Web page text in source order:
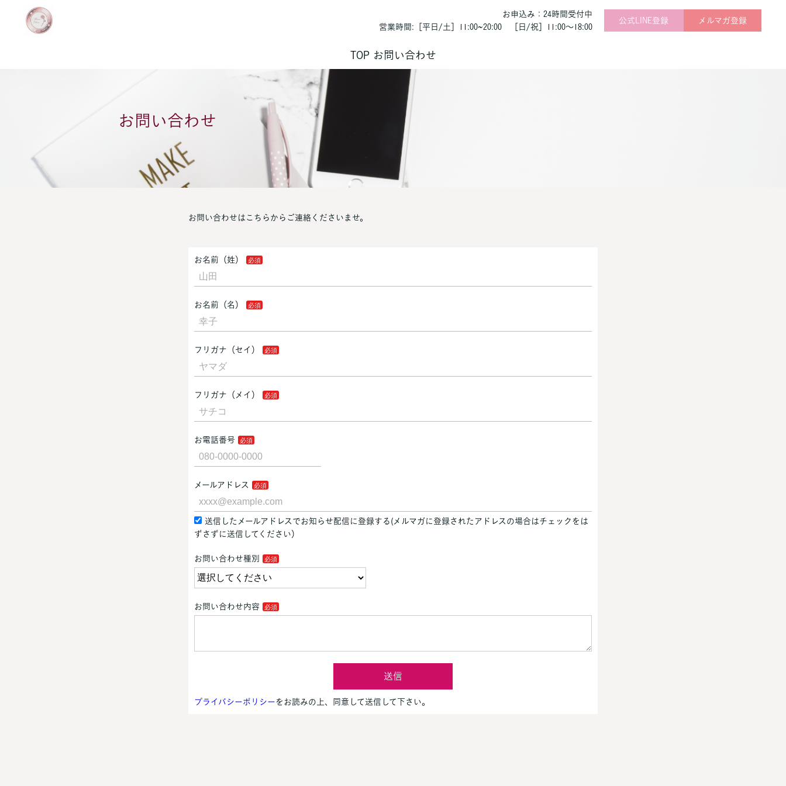
お申込み：24時間受付中
営業時間:［平日/土］11:00~20:00 ［日/祝］11:00～18:00
公式LINE登録 メルマガ登録
TOP お問い合わせ
お問い合わせ
お問い合わせはこちらからご連絡くださいませ。
お名前（姓）
お名前（名）
フリガナ（セイ）
フリガナ（メイ）
お電話番号
メールアドレス
送信したメールアドレスでお知らせ配信に登録する(メルマガに登録されたアドレスの場合はチェックをは
ずさずに送信してください）
お問い合わせ種別
お問い合わせ内容
送信
プライバシーポリシーをお読みの上、同意して送信して下さい。